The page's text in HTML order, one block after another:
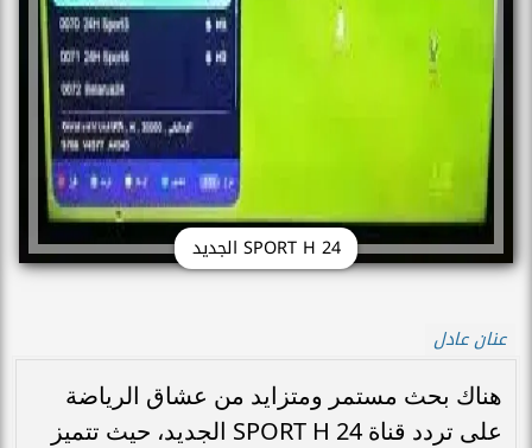
SPORT H 24 الجديد
عنان عادل
هناك بحث مستمر ومتزايد من عشاق الرياضة
على تردد قناة SPORT H 24 الجديد، حيث تتميز